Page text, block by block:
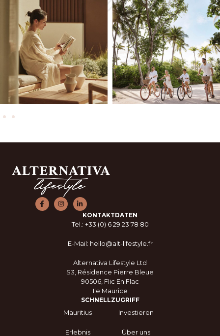
KONTAKTDATEN
Tel.: +33 (0) 6 29 23 78 80
E-Mail: hello@alt-lifestyle.fr
Alternativa Lifestyle Ltd
S3, Résidence Pierre Bleue
90506, Flic En Flac
Ile Maurice
SCHNELLZUGRIFF
Mauritius
Erlebnis
Investieren
Über uns